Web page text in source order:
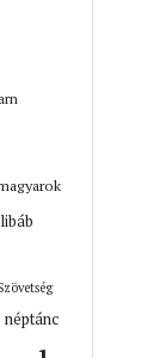
néptánc